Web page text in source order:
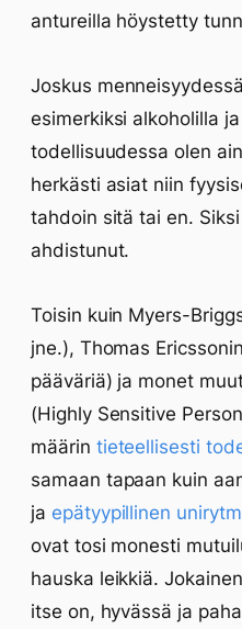
antureilla höystetty
Joskus
esimerkiksi alkoholilla
todellisuudessa olen
herkästi asiat niin
tahdoin sitä tai en.
ahdistunut.
Toisin kuin Myers-
jne.), Thomas
pääväriä) ja monet
(Highly Sensitive
määrin tieteellisesti
samaan tapaan kuin
ja epätyypillinen
ovat tosi monesti
hauska leikkiä.
itse on, hyvässä ja